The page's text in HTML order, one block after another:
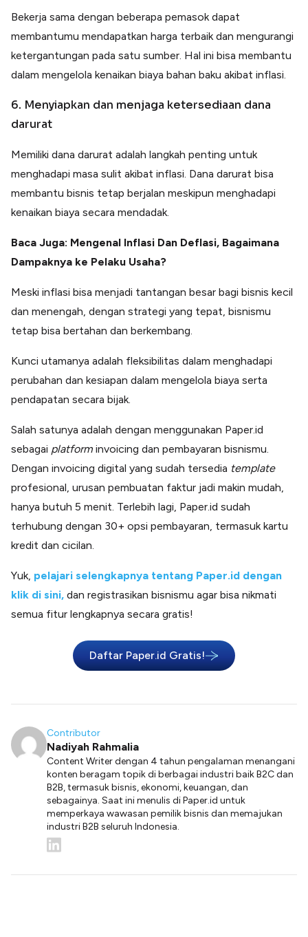
Bekerja sama dengan beberapa pemasok dapat
membantumu mendapatkan harga terbaik dan mengurangi
ketergantungan pada satu sumber. Hal ini bisa membantu
dalam mengelola kenaikan biaya bahan baku akibat inflasi.
6. Menyiapkan dan menjaga ketersediaan dana
darurat
Memiliki dana darurat adalah langkah penting untuk
menghadapi masa sulit akibat inflasi. Dana darurat bisa
membantu bisnis tetap berjalan meskipun menghadapi
kenaikan biaya secara mendadak.
Baca Juga: Mengenal Inflasi Dan Deflasi, Bagaimana
Dampaknya ke Pelaku Usaha?
Meski inflasi bisa menjadi tantangan besar bagi bisnis kecil
dan menengah, dengan strategi yang tepat, bisnismu
tetap bisa bertahan dan berkembang.
Kunci utamanya adalah fleksibilitas dalam menghadapi
perubahan dan kesiapan dalam mengelola biaya serta
pendapatan secara bijak.
Salah satunya adalah dengan menggunakan Paper.id
sebagai platform invoicing dan pembayaran bisnismu.
Dengan invoicing digital yang sudah tersedia template
profesional, urusan pembuatan faktur jadi makin mudah,
hanya butuh 5 menit. Terlebih lagi, Paper.id sudah
terhubung dengan 30+ opsi pembayaran, termasuk kartu
kredit dan cicilan.
Yuk, pelajari selengkapnya tentang Paper.id dengan
klik di sini, dan registrasikan bisnismu agar bisa nikmati
semua fitur lengkapnya secara gratis!
Daftar Paper.id Gratis!
Contributor
Nadiyah Rahmalia
Content Writer dengan 4 tahun pengalaman menangani
konten beragam topik di berbagai industri baik B2C dan
B2B, termasuk bisnis, ekonomi, keuangan, dan
sebagainya. Saat ini menulis di Paper.id untuk
memperkaya wawasan pemilik bisnis dan memajukan
industri B2B seluruh Indonesia.